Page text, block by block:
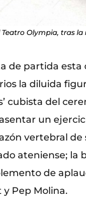
Olympia, tras
de partida esta
la diluida
cubista del
un
vertebral de
ateniense; la
de
Pep Molina.